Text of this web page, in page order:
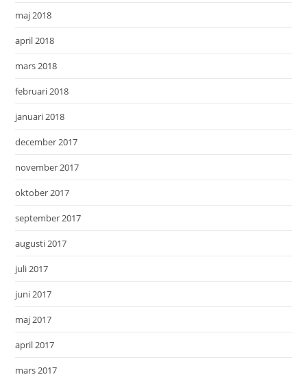
maj 2018
april 2018
mars 2018
februari 2018
januari 2018
december 2017
november 2017
oktober 2017
september 2017
augusti 2017
juli 2017
juni 2017
maj 2017
april 2017
mars 2017